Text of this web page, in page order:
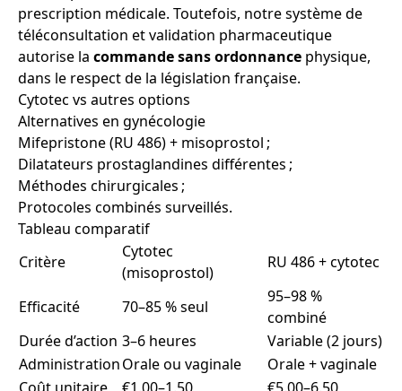
prescription médicale. Toutefois, notre système de
téléconsultation et validation pharmaceutique
autorise la commandesans ordonnance physique,
dans le respect de la législation française.
Cytotec vs autres options
Alternatives en gynécologie
Mifepristone (RU 486) + misoprostol ;
Dilatateurs prostaglandines différentes ;
Méthodes chirurgicales ;
Protocoles combinés surveillés.
Tableau comparatif
Critère
Cytotec
(misoprostol)
RU 486 + cytotec
Efficacité 70–85 % seul
95–98 %
combiné
Durée d’action 3–6 heures
Variable (2 jours)
AdministrationOrale ou vaginale
Orale + vaginale
Coût unitaire
€1.00–1.50 €5.00–6.50